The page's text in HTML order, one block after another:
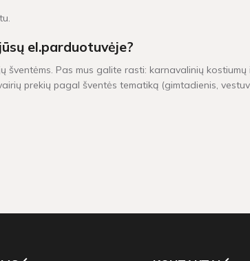
el.parduotuvėje?
Pas mus galite rasti: karnavalinių
prekių pagal šventės tematiką (gimtadienis,
yra pristatomos per 1-2 darbo dienas. Kitų